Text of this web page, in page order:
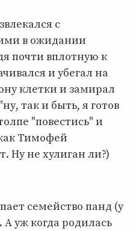
с
в ожидании
почти вплотную к
и убегал на
клетки и замирал
так и быть, я готов
"повестись" и
Тимофей
Ну не хулиган ли?)
семейство панд (у
уж когда родилась